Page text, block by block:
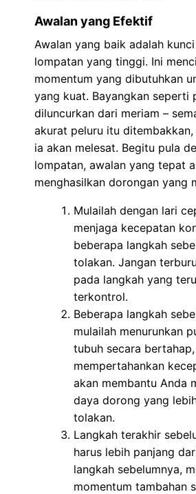
Awalan yang Efektif
Awalan yang baik adalah
lompatan yang tinggi. Ini
momentum yang dibutuhkan
yang kuat. Bayangkan seperti
diluncurkan dari meriam –
akurat peluru itu ditembakkan,
ia akan melesat. Begitu pula
lompatan, awalan yang tepat
menghasilkan dorongan yang
Mulailah dengan lari
menjaga kecepatan
beberapa langkah
tolakan. Jangan
pada langkah yang
terkontrol.
Beberapa langkah
mulailah menurunkan
tubuh secara
mempertahankan
akan membantu Anda
daya dorong yang
tolakan.
Langkah terakhir
harus lebih panjang
langkah sebelumnya,
momentum tambahan